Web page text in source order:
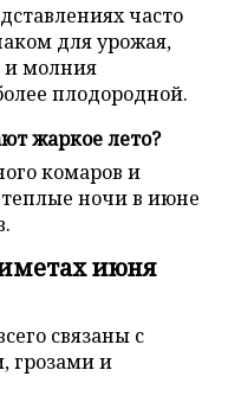
часто
для урожая,
и молния
плодородной.
жаркое лето?
комаров и
ночи в июне
июня
связаны с
грозами и